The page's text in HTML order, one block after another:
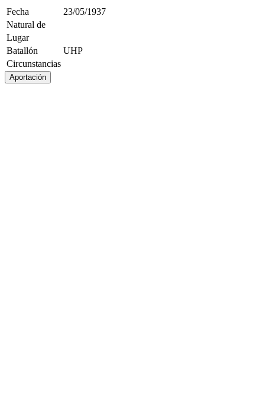
Fecha
23/05/1937
Natural de
Lugar
Batallón
UHP
Circunstancias